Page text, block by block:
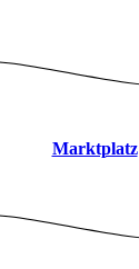
Marktplatz